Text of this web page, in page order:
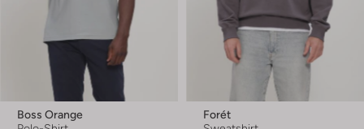
Boss Orange
Forét